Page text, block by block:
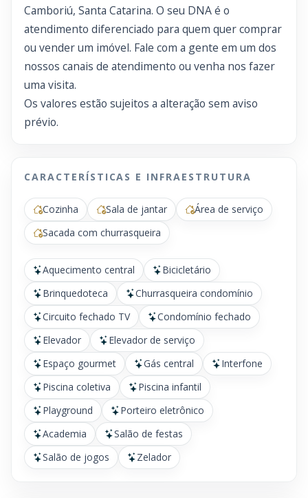
Camboriú, Santa Catarina. O seu DNA é o
atendimento diferenciado para quem quer comprar
ou vender um imóvel. Fale com a gente em um dos
nossos canais de atendimento ou venha nos fazer
uma visita.
Os valores estão sujeitos a alteração sem aviso
prévio.
CARACTERÍSTICAS E INFRAESTRUTURA
Cozinha Sala de jantar
Área de serviço
Sacada com churrasqueira
Aquecimento central
Bicicletário
Brinquedoteca
Churrasqueira condomínio
Circuito fechado TV
Condomínio fechado
Elevador
Elevador de serviço
Espaço gourmet
Gás central
Interfone
Piscina coletiva
Piscina infantil
Playground
Porteiro eletrônico
Academia
Salão de festas
Salão de jogos
Zelador